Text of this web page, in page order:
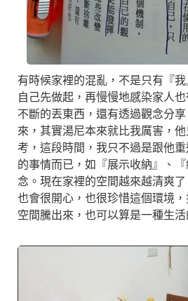
有時候家裡的混亂，不是只有『
自己先做起，再慢慢地感染家人也
不斷的丟東西，還有透過觀念分
來，其實湯尼本來就比我厲害，
考，這段時間，我只不過是跟他
的事情而已，如『展示收納』、
念。現在家裡的空間越來越清爽
也會很開心，也很珍惜這個環境
空間騰出來，也可以算是一種生活